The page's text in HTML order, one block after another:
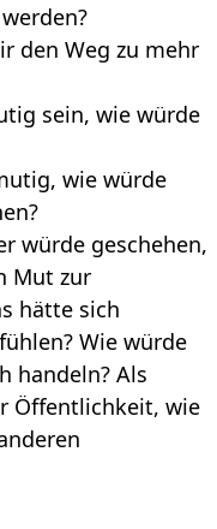
den Weg zu mehr
sein, wie würde
wie würde
würde geschehen,
Mut zur
hätte sich
Wie würde
handeln? Als
Öffentlichkeit, wie